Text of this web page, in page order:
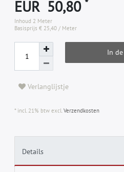
EUR 50,80
Inhoud 2 Meter
Basisprijs€ 25,40 / Meter
In
Verlanglijstje
* incl. 21% btw excl.Verzendkosten
Details